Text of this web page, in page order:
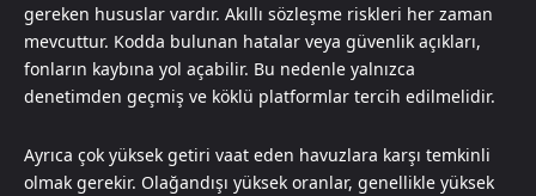
gereken hususlar vardır. Akıllı sözleşme riskleri her zaman
mevcuttur. Kodda bulunan hatalar veya güvenlik açıkları,
fonların kaybına yol açabilir. Bu nedenle yalnızca
denetimden geçmiş ve köklü platformlar tercih edilmelidir.
Ayrıca çok yüksek getiri vaat eden havuzlara karşı temkinli
olmak gerekir. Olağandışı yüksek oranlar, genellikle yüksek